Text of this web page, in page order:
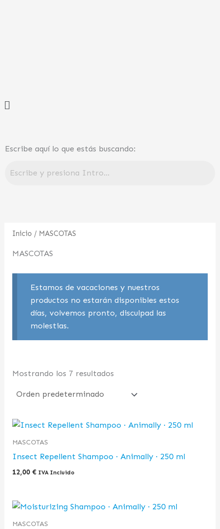
Menú
Escribe aquí lo que estás buscando:
Inicio / MASCOTAS
MASCOTAS
Estamos de vacaciones y nuestros
productos no estarán disponibles estos
días, volvemos pronto, disculpad las
molestias.
Mostrando los 7 resultados
MASCOTAS
Insect Repellent Shampoo · Animally · 250 ml
12,00 € IVA Incluido
MASCOTAS